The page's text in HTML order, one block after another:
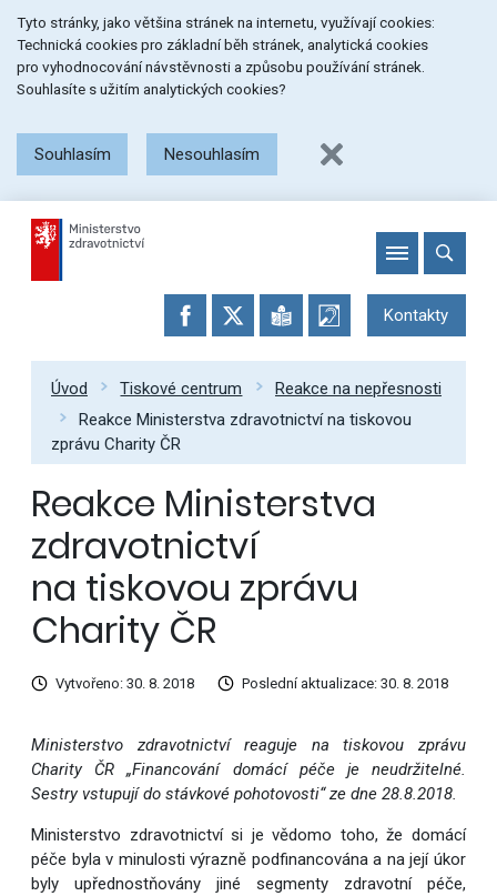
na
menu
na
obsah
na
patičku
stránky
Tyto stránky, jako většina stránek na internetu, využívají cookies:
Technická cookies pro základní běh stránek, analytická cookies
pro vyhodnocování návstěvnosti a způsobu používání stránek.
Souhlasíte s užitím analytických cookies?
Souhlasím Nesouhlasím
Kontakty
Úvod Tiskové centrum
Reakce na nepřesnosti
Reakce Ministerstva zdravotnictví na tiskovou
zprávu Charity ČR
Reakce Ministerstva
zdravotnictví
na tiskovou zprávu
Charity ČR
Vytvořeno: 30. 8. 2018 Poslední aktualizace: 30. 8. 2018
Ministerstvo zdravotnictví reaguje na tiskovou zprávu
Charity ČR „Financování domácí péče je neudržitelné.
Sestry vstupují do stávkové pohotovosti“ ze dne 28.8.2018.
Ministerstvo zdravotnictví si je vědomo toho, že domácí
péče byla v minulosti výrazně podfinancována a na její úkor
byly upřednostňovány jiné segmenty zdravotní péče,